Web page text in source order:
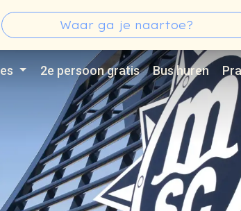
2e persoon gratis Bus huren